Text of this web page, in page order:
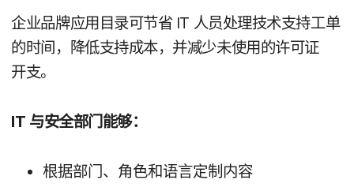
企业​品牌​应用​目录​可节​省IT 人员​处理​技术​支持​工单​
的​时间，​降低​支持​成本，​并​减少​未​使用​的​许可​证​
开支。
IT 与​安全​部门​能够：
根据​部门、​角色​和​语言定​制​内容